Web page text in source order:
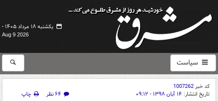
یکشنبه ۱۸ مرداد ۱۴۰۵ -
Aug 9 2026
سیاست
کد خبر1007262
تاریخ انتشار: ۱۴ آبان ۱۳۹۸ - ۰۹:۱۲ ۶۴ نظر
چاپ